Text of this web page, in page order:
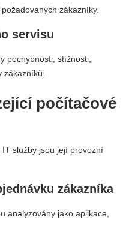
zákazníky.
servisu
pochybnosti, stížnosti,
zákazníků.
počítačové
služby jsou její provozní
zákazníka
analyzovány jako aplikace,